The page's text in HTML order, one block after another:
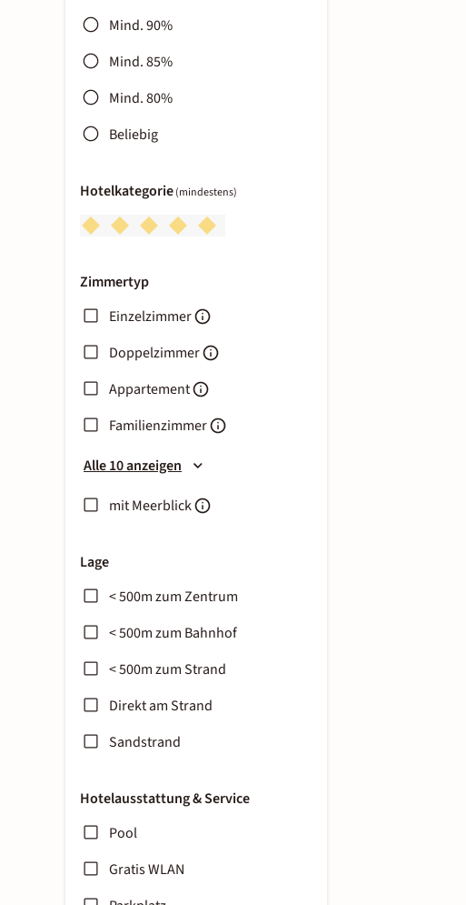
Mind. 90%
Mind. 85%
Mind. 80%
Beliebig
Hotelkategorie(mindestens)
Zimmertyp
Einzelzimmer
Doppelzimmer
Appartement
Familienzimmer
Alle 10 anzeigen
mit Meerblick
Lage
< 500m zum Zentrum
< 500m zum Bahnhof
< 500m zum Strand
Direkt am Strand
Sandstrand
Hotelausstattung & Service
Pool
Gratis WLAN